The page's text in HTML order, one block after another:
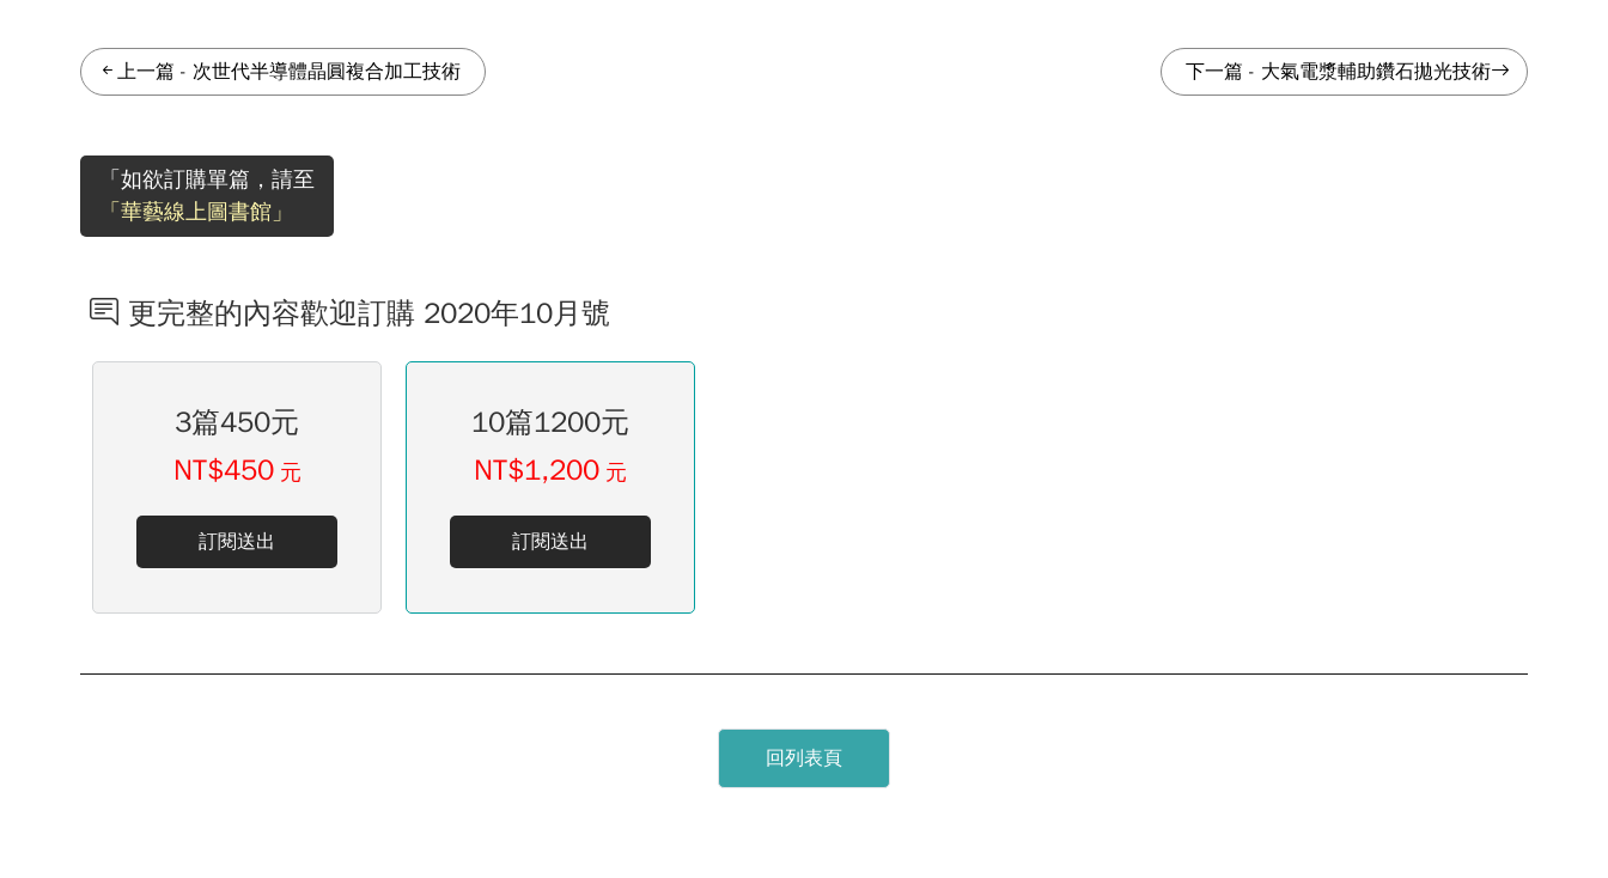
上一篇 -次世代半導體晶圓複合加工技術 下一篇 - 大氣電漿輔助鑽石拋光技術
「如欲訂購單篇，請至
「華藝線上圖書館」
更完整的內容歡迎訂購 2020年10月號
3篇450元
NT$450 元
訂閱送出
10篇1200元
NT$1,200 元
訂閱送出
回列表頁